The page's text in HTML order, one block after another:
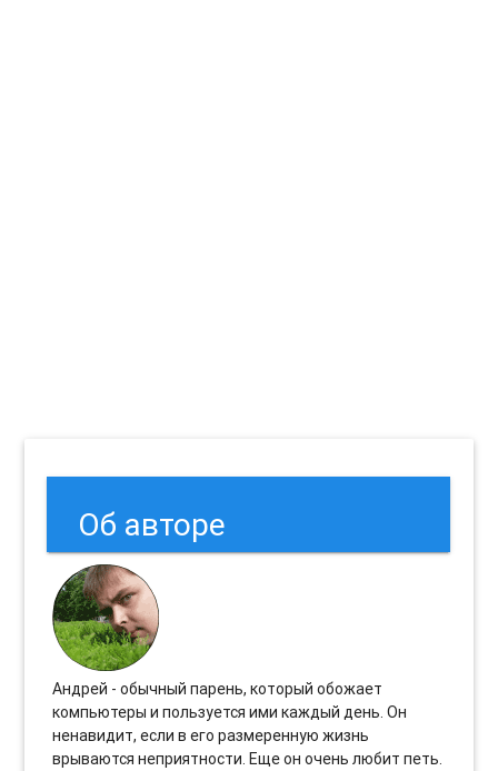
Об авторе
Андрей - обычный парень, который обожает
компьютеры и пользуется ими каждый день. Он
ненавидит, если в его размеренную жизнь
врываются неприятности. Еще он очень любит петь.